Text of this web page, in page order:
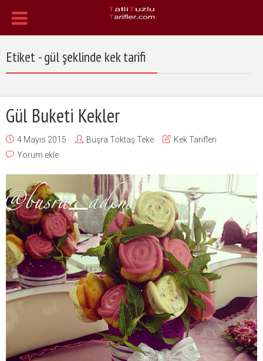
Etiket - gül şeklinde kek tarifi
Gül Buketi Kekler
4 Mayıs 2015 Büşra Toktaş Teke
Kek Tarifleri
Yorum ekle